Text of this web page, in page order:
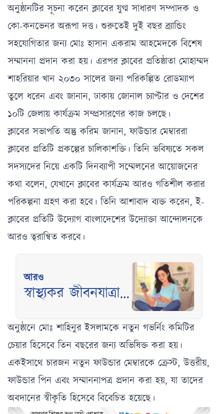
অনুষ্ঠানটির সূচনা করেন ক্লাবের যুগ্ম সাধারণ সম্পাদক ও
কো-কনভেনর অরূপা দত্ত। শুরুতেই দুই বছর ব্র্যান্ডিং
সহযোগিতার জন্য মোঃ হাসান একরাম আহমেদকে বিশেষ
সম্মাননা প্রদান করা হয়। এরপর ক্লাবের প্রতিষ্ঠাতা মোহাম্মদ
শাহরিয়ার খান ২০৩০ সালের জন্য পরিকল্পিত রোডম্যাপ
তুলে ধরেন এবং জানান, ঢাকায় জোনাল চ্যাপ্টার ও দেশের
১০টি জেলায় কার্যক্রম সম্প্রসারণের কাজ চলছে।
ক্লাবের সভাপতি অন্তু করিম জানান, ফাউন্ডার মেম্বাররা
ক্লাবের প্রতিটি প্রকল্পের চালিকাশক্তি। তিনি ভবিষ্যতে সকল
সদস্যদের নিয়ে একটি দিনব্যাপী সম্মেলনের আয়োজনের
কথা বলেন, যেখানে ক্লাবের কার্যক্রম আরও গতিশীল করার
পরিকল্পনা গ্রহণ করা হবে। তিনি আশাবাদ ব্যক্ত করেন, ই-
ক্লাবের প্রতিটি উদ্যোগ বাংলাদেশের উদ্যোক্তা আন্দোলনকে
আরও ত্বরান্বিত করবে।
আরও
স্বাস্থ্যকর জীবনযাত্রায়
টেকনোলজির সাথে
ব্যালান্স বজায় রাখা
অনুষ্ঠানে মোঃ শাহিনুর ইসলামকে নতুন গভর্নিং কমিটির
চেয়ার হিসেবে তিন বছরের জন্য অভিষিক্ত করা হয়।
একইসাথে চারজন নতুন ফাউন্ডার মেম্বারকে ক্রেস্ট, উত্তরীয়,
ফাউন্ডার পিন এবং সম্মাননাপত্র প্রদান করা হয়, যা তাদের
অবদানের স্বীকৃতি হিসেবে বিবেচিত হয়েছে।